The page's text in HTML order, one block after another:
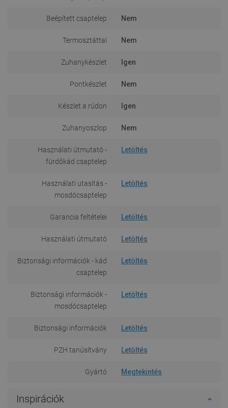
Beépített csaptelep Nem
Termosztáttal Nem
Zuhanykészlet Igen
Pontkészlet Nem
Készlet a rúdon Igen
Zuhanyoszlop Nem
Használati útmutató -
fürdőkád csaptelep
Letöltés
Használati utasítás -
mosdócsaptelep
Letöltés
Garancia feltételei Letöltés
Használati útmutató Letöltés
Biztonsági információk - kád
csaptelep
Letöltés
Biztonsági információk -
mosdócsaptelep
Letöltés
Biztonsági információk Letöltés
PZH tanúsítvány Letöltés
Gyártó Megtekintés
Inspirációk